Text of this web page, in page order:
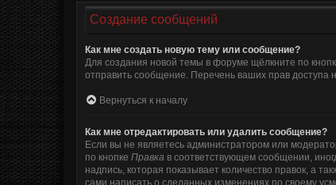
Создание сообщений
Как мне создать новую тему или сообщение?
Для создания новой темы в форуме щёлкните по
отправить сообщение. Перечень ваших прав
Вернуться к началу
Как мне отредактировать или удалить сообщение?
Если вы не являетесь администратором или
по кнопке Правка в соответствующем сообщении,
надпись, которая показывает количество правок, а
сами написать о сделанных изменениях по своему